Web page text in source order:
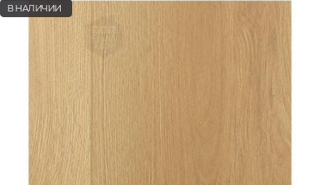
В НАЛИЧИИ